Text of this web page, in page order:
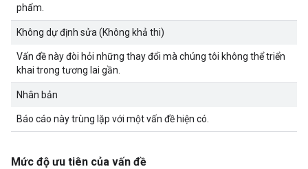
phẩm.
Không dự định sửa (Không khả thi)
Vấn đề này đòi hỏi những thay đổi mà chúng tôi không thể triển
khai trong tương lai gần.
Nhân bản
Báo cáo này trùng lặp với một vấn đề hiện có.
Mức độ ưu tiên của vấn đề